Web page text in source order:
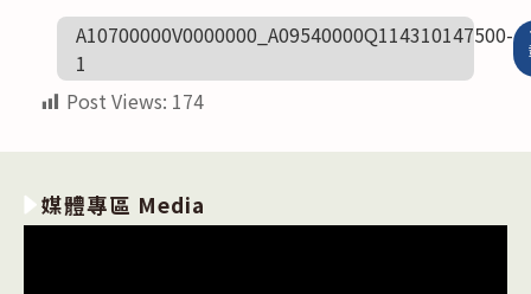
A10700000V0000000_A09540000Q114310147500-
1
Post Views: 174
媒體專區 Media